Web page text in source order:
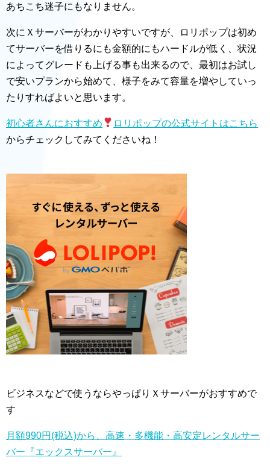
あちこち迷子にもなりません。
次にＸサーバーがわかりやすいですが、ロリポップは初め
てサーバーを借りるにも金額的にもハードルが低く、状況
によってグレードも上げる事も出来るので、最初はお試し
で安いプランから始めて、様子をみて容量を増やしていっ
たりすればよいと思います。
初心者さんにおすすめ
ロリポップの公式サイトはこちら
からチェックしてみてくださいね！
ビジネスなどで使うならやっぱりＸサーバーがおすすめで
す
月額990円(税込)から、高速・多機能・高安定レンタルサー
バー『エックスサーバー』